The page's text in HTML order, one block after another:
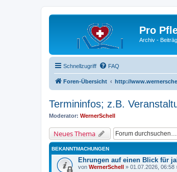
Pro
Archiv -
Schnellzugriff FAQ
Foren-Übersicht http://
Termininfos; z.B.
Moderator: WernerSchell
Neues Thema
BEKANNTMACHUNGEN
Ehrungen auf einen Blick für
von WernerSchell » 01.07.2026, 06:58